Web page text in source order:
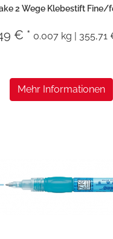
2 Wege Klebestift Fine/
€ * 0.007 kg |
Mehr Informationen